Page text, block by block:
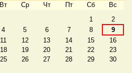
Вт Ср Чт Пт Сб
Вс
1
2
4 5 6 7 8
9
11 12 13 14 15
16
18 19 20 21 22
23
25 26 27 28 29
30